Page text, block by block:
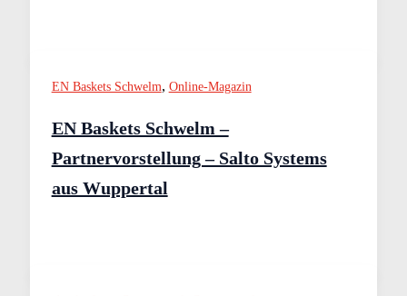
EN Baskets Schwelm, Online-Magazin
EN Baskets Schwelm –
Partnervorstellung – Salto Systems
aus Wuppertal